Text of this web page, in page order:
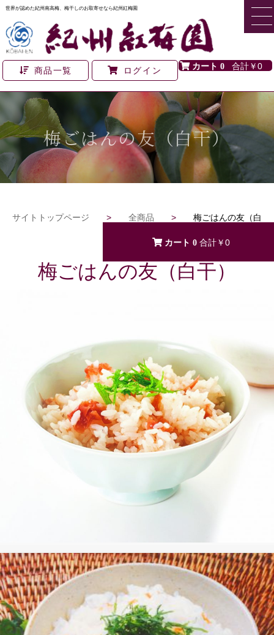
世界が認めた紀州南高梅、梅干しのお取寄せなら紀州紅梅園
商品一覧 ログイン 0 ￥0
梅ごはんの友（白干）
サイトトップページ > 全商品 >
梅ごはんの友（白
0 ￥0
梅ごはんの友（白干）